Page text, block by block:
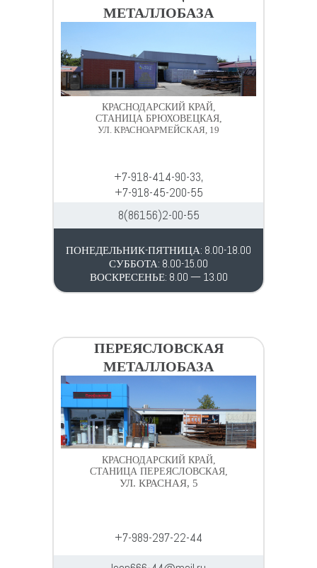
МЕТАЛЛОБАЗА
КРАСНОДАРСКИЙ КРАЙ,
СТАНИЦА БРЮХОВЕЦКАЯ,
УЛ. КРАСНОАРМЕЙСКАЯ, 19
+7-918-414-90-33,
+7-918-45-200-55
8(86156)2-00-55
ПОНЕДЕЛЬНИК-ПЯТНИЦА: 8.00-18.00
СУББОТА: 8.00-15.00
ВОСКРЕСЕНЬЕ: 8.00 — 13.00
ПЕРЕЯСЛОВСКАЯ
МЕТАЛЛОБАЗА
КРАСНОДАРСКИЙ КРАЙ,
СТАНИЦА ПЕРЕЯСЛОВСКАЯ,
УЛ. КРАСНАЯ, 5
+7-989-297-22-44